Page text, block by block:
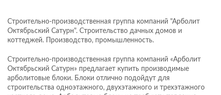
Строительно-производственная группа компаний "Арболит
Октябрьский Сатурн". Строительство дачных домов и
коттеджей. Производство, промышленность.
Строительно-производственная группа компаний «Арболит
Октябрьский Сатурн» предлагает купить производимые
арболитовые блоки. Блоки отлично подойдут для
строительства одноэтажного, двухэтажного и трехэтажного